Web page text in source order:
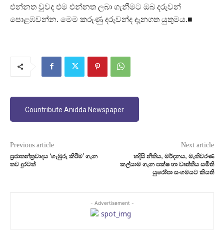
එන්නත වුවද එම එන්නත ලබා ගැනීමට ඔබ දරුවන්
පොළඹවන්න. මෙම කරුණු දරුවන්ද දැනගත යුතුමය.■
Countribute Anidda Newspaper
Previous article
ප්‍රජාතන්ත්‍රවාදය ‘ගැඹුරු කිරීම’ ගැන
තව දුරටත්
Next article
හදිසි නීතිය, මර්දනය, මැතිවරණ
කල්යාම ගැන පක්ෂ හා වෘත්තීය සමිති
යුරෝපා සංගමයට කියති
- Advertisement -